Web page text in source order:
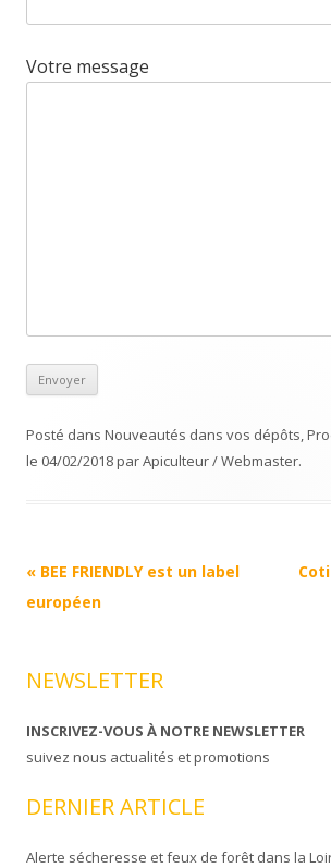
Votre message
Posté dans Nouveautés dans vos dépôts,
le 04/02/2018parApiculteur / Webmaster.
Navigation
Article
« BEE FRIENDLY est un label
européen
NEWSLETTER
INSCRIVEZ-VOUS À NOTRE NEWSLETTER
suivez nous actualités et promotions
DERNIER ARTICLE
Alerte sécheresse et feux de forêt dans la